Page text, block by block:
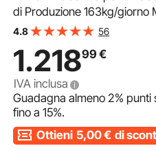
di Produzione 163kg/giorno
per Cubetti di Ghiaccio
4.8 56
1.21899€
IVA inclusa
Guadagna almeno2% punti
fino a15%.
Ottieni 5,00€ di